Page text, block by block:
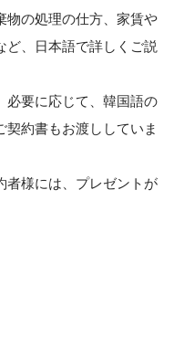
物の処理の仕方、家賃や
ど、日本語で詳しくご説
必要に応じて、韓国語の
契約書もお渡ししていま
者様には、プレゼントが